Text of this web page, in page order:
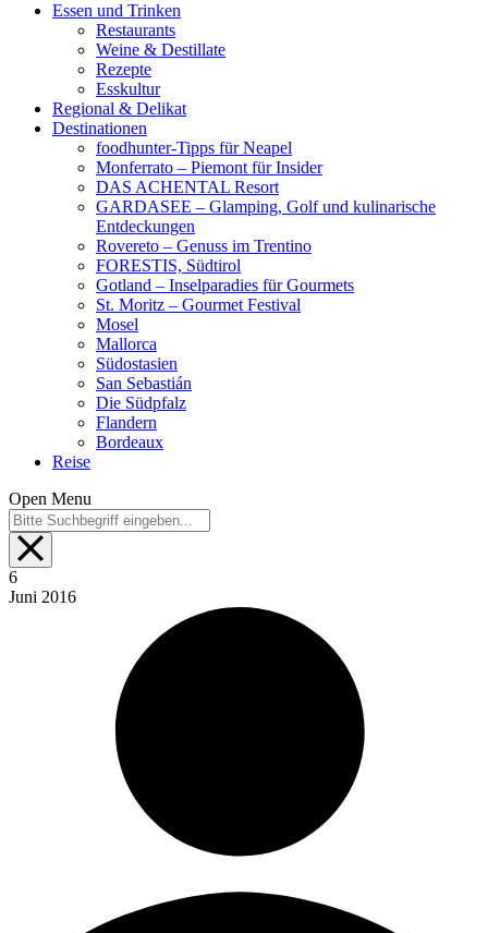
Essen und Trinken
Restaurants
Weine & Destillate
Rezepte
Esskultur
Regional & Delikat
Destinationen
foodhunter-Tipps für Neapel
Monferrato – Piemont für Insider
DAS ACHENTAL Resort
GARDASEE – Glamping, Golf und kulinarische
Entdeckungen
Rovereto – Genuss im Trentino
FORESTIS, Südtirol
Gotland – Inselparadies für Gourmets
St. Moritz – Gourmet Festival
Mosel
Mallorca
Südostasien
San Sebastián
Die Südpfalz
Flandern
Bordeaux
Reise
Open Menu
6
Juni 2016